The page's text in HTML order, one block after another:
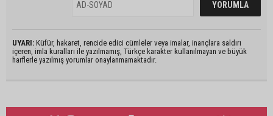
UYARI: Küfür, hakaret, rencide edici cümleler veya imalar, inançlara saldırı
içeren, imla kuralları ile yazılmamış, Türkçe karakter kullanılmayan ve büyük
harflerle yazılmış yorumlar onaylanmamaktadır.